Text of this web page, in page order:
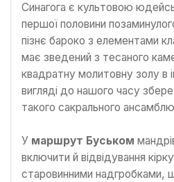
Синагога є культовою
першої половини
пізнє бароко з елементами
має зведений з тесаного
квадратну молитовну золу в
вигляді до нашого часу
такого сакрального
У маршрут Буськом
включити й відвідування
старовинними надгробками,